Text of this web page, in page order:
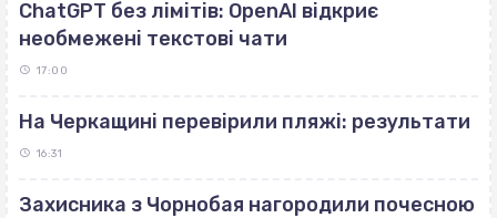
ChatGPT без лімітів: OpenAI відкриє
необмежені текстові чати
17:00
На Черкащині перевірили пляжі: результати
16:31
Захисника з Чорнобая нагородили почесною